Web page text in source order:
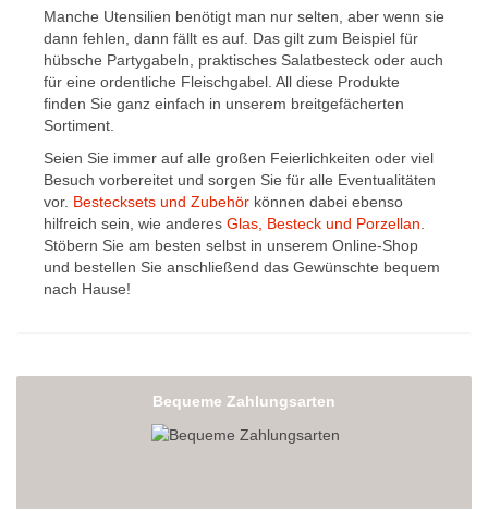
Manche Utensilien benötigt man nur selten, aber wenn sie
dann fehlen, dann fällt es auf. Das gilt zum Beispiel für
hübsche Partygabeln, praktisches Salatbesteck oder auch
für eine ordentliche Fleischgabel. All diese Produkte
finden Sie ganz einfach in unserem breitgefächerten
Sortiment.
Seien Sie immer auf alle großen Feierlichkeiten oder viel
Besuch vorbereitet und sorgen Sie für alle Eventualitäten
vor. Bestecksets und Zubehör können dabei ebenso
hilfreich sein, wie anderes Glas, Besteck und Porzellan
Stöbern Sie am besten selbst in unserem Online-Shop
und bestellen Sie anschließend das Gewünschte bequem
nach Hause!
Bequeme Zahlungsarten